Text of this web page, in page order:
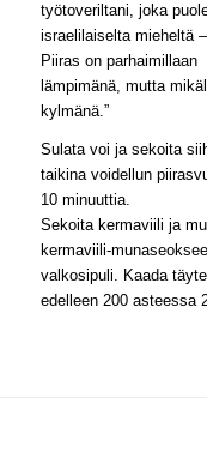
työtoveriltani, joka
israelilaiselta mieheltä
Piiras on parhaimillaan
lämpimänä, mutta
kylmänä.”
Sulata voi ja sekoita
taikina voidellun
10 minuuttia.
Sekoita kermaviili ja
kermaviili-
valkosipuli. Kaada
edelleen 200 asteessa